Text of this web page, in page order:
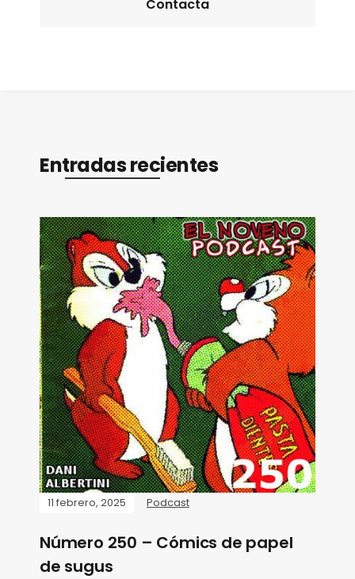
Contacta
Entradas recientes
11 febrero, 2025 Podcast
Número 250 – Cómics de papel
de sugus